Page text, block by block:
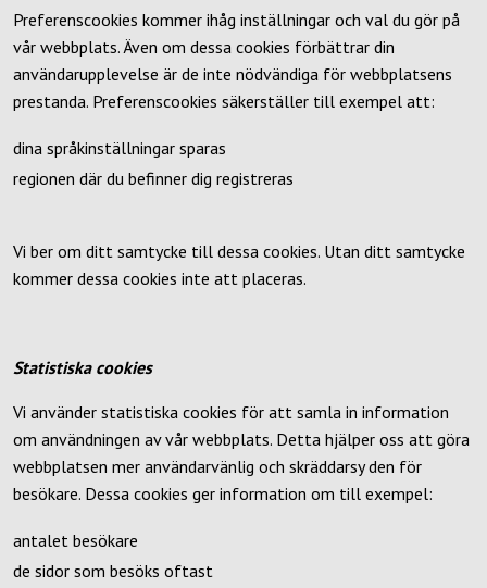
Preferenscookies kommer ihåg inställningar och val du gör på
vår webbplats. Även om dessa cookies förbättrar din
användarupplevelse är de inte nödvändiga för webbplatsens
prestanda. Preferenscookies säkerställer till exempel att:
dina språkinställningar sparas
regionen där du befinner dig registreras
Vi ber om ditt samtycke till dessa cookies. Utan ditt samtycke
kommer dessa cookies inte att placeras.
Statistiska cookies
Vi använder statistiska cookies för att samla in information
om användningen av vår webbplats. Detta hjälper oss att göra
webbplatsen mer användarvänlig och skräddarsy den för
besökare. Dessa cookies ger information om till exempel:
antalet besökare
de sidor som besöks oftast